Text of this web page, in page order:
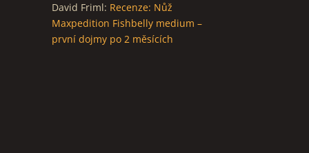
David Friml: Recenze: Nůž
Maxpedition Fishbelly medium –
první dojmy po 2 měsících